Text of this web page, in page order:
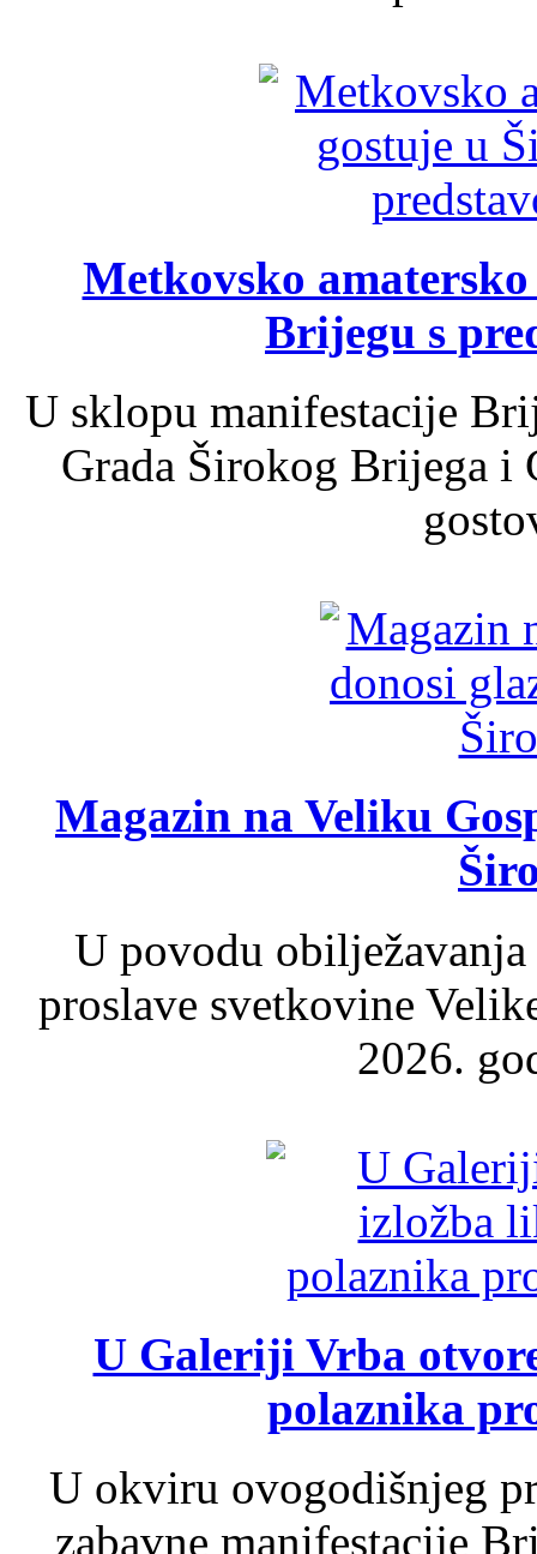
Metkovsko
Brijegu s
U sklopu manifestacije
Grada Širokog Brijega
Magazin na Veliku
U povodu
proslave svetkovine
2026.
U Galeriji Vrba
polaznika
U okviru ovogodišnjeg
zabavne manifestacije